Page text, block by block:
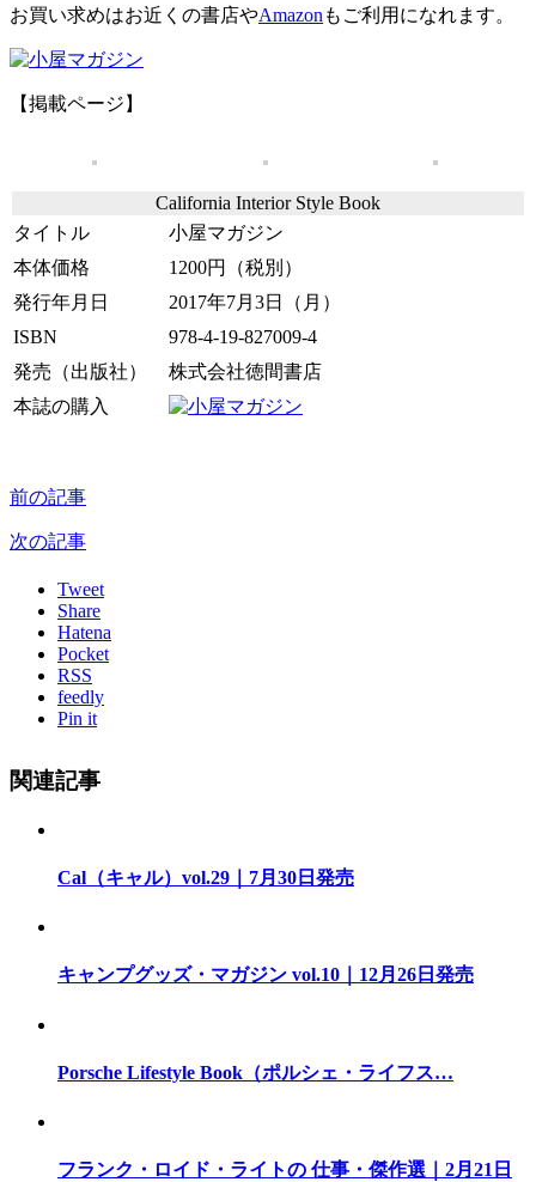
お買い求めはお近くの書店やAmazon もご利用になれます。
【掲載ページ】
California Interior Style Book
タイトル
小屋マガジン
本体価格
1200円（税別）
発行年月日
2017年7月3日（月）
ISBN
978-4-19-827009-4
発売（出版社）
株式会社徳間書店
本誌の購入
前の記事
次の記事
Tweet
Share
Hatena
Pocket
RSS
feedly
Pin it
関連記事
Cal（キャル）vol.29｜7月30日発売
キャンプグッズ・マガジン vol.10｜12月26日発売
Porsche Lifestyle Book（ポルシェ・ライフス…
フランク・ロイド・ライトの 仕事・傑作選｜2月21日